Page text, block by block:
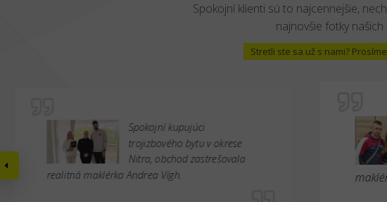
Spokojní klienti sú to najcennejšie,
najnovšie fotky
Stretli ste sa už s nami?
Spokojní kupujúci
trojizbového bytu v okrese
Nitra, obchod zastrešovala
realitná maklérka Andrea Vígh.